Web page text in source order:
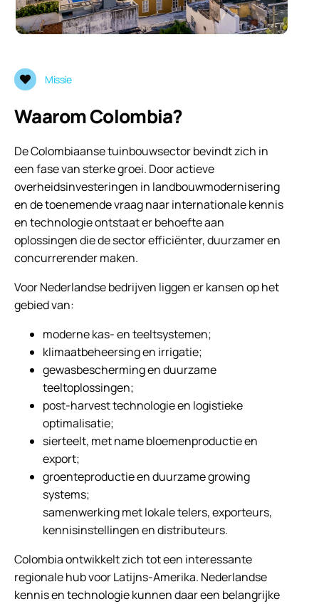
Missie
Waarom Colombia?
De Colombiaanse tuinbouwsector bevindt zich in
een fase van sterke groei. Door actieve
overheidsinvesteringen in landbouwmodernisering
en de toenemende vraag naar internationale kennis
en technologie ontstaat er behoefte aan
oplossingen die de sector efficiënter, duurzamer en
concurrerender maken.
Voor Nederlandse bedrijven liggen er kansen op het
gebied van:
moderne kas- en teeltsystemen;
klimaatbeheersing en irrigatie;
gewasbescherming en duurzame
teeltoplossingen;
post-harvest technologie en logistieke
optimalisatie;
sierteelt, met name bloemenproductie en
export;
groenteproductie en duurzame growing
systems;
samenwerking met lokale telers, exporteurs,
kennisinstellingen en distributeurs.
Colombia ontwikkelt zich tot een interessante
regionale hub voor Latijns-Amerika. Nederlandse
kennis en technologie kunnen daar een belangrijke